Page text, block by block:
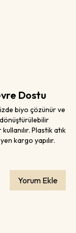
Dostu
biyo çözünür ve
Plastik atık
kargo yapılır.
Yorum Ekle